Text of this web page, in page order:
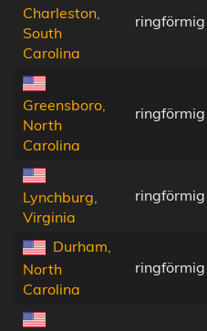
Charleston,
South
Carolina
ringförmig
Greensboro,
North
Carolina
ringförmig
Lynchburg,
Virginia
ringförmig
Durham,
North
Carolina
ringförmig